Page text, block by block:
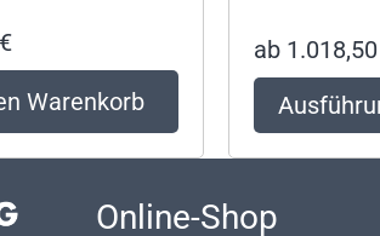
€
Warenkorb
ab 1.018,50
Online-Shop